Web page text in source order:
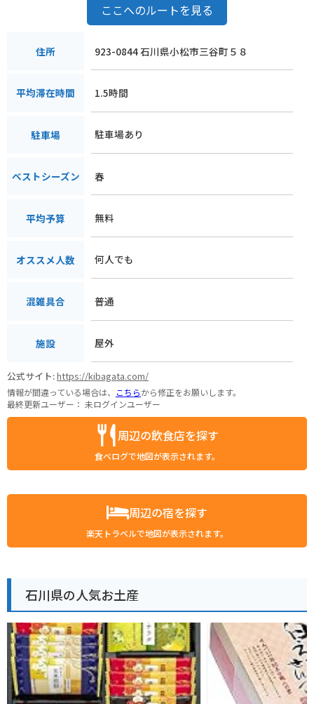
ここへのルートを見る
住所 923-0844 石川県小松市三谷町５８
平均滞在時間 1.5時間
駐車場 駐車場あり
ベストシーズン 春
平均予算 無料
オススメ人数 何人でも
混雑具合 普通
施設 屋外
公式サイト:https://kibagata.com/
情報が間違っている場合は、 こちらから修正をお願いします。
最終更新ユーザー： 未ログインユーザー
周辺の飲食店を探す
食べログで地図が表示されます。
周辺の宿を探す
楽天トラベルで地図が表示されます。
石川県の人気お土産